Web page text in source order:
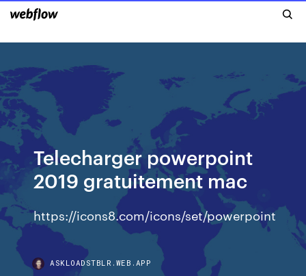
Telecharger powerpoint
2019 gratuitement mac
https://icons8.com/icons/set/powerpoint
ASKLOADSTBLR.WEB.APP